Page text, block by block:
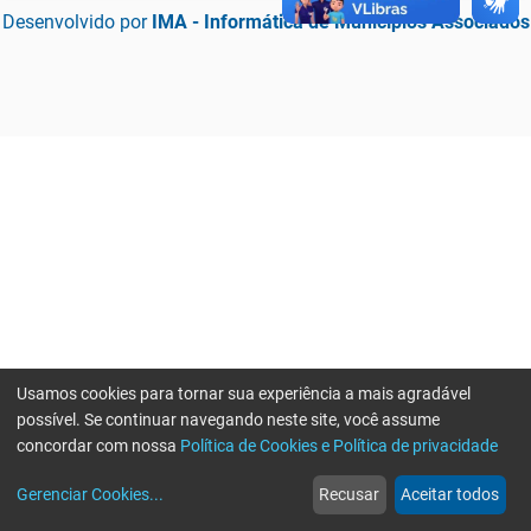
Desenvolvido por IMA - Informática de Municípios Associados
web
Notícias
more_horiz
Mais
Usamos cookies para tornar sua experiência a mais agradável
possível. Se continuar navegando neste site, você assume
concordar com nossa Política de Cookies e Política de privacidade
Gerenciar Cookies... Recusar Aceitar todos
Erro ao enviar informações, por favor tente novamente